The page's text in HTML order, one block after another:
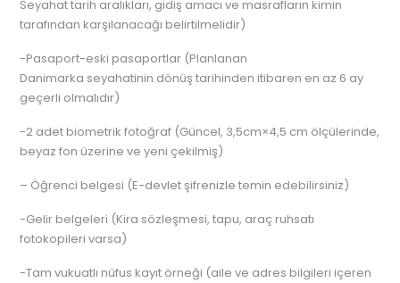
Seyahat tarih aralıkları, gidiş amacı ve masrafların kimin
tarafından karşılanacağı belirtilmelidir)
-Pasaport-eski pasaportlar (Planlanan
Danimarka seyahatinin dönüş tarihinden itibaren en az 6 ay
geçerli olmalıdır)
-2 adet biometrik fotoğraf (Güncel, 3,5cm×4,5 cm ölçülerinde,
beyaz fon üzerine ve yeni çekilmiş)
– Öğrenci belgesi (E-devlet şifrenizle temin edebilirsiniz)
-Gelir belgeleri (Kira sözleşmesi, tapu, araç ruhsatı
fotokopileri varsa)
-Tam vukuatlı nüfus kayıt örneği (aile ve adres bilgileri içeren